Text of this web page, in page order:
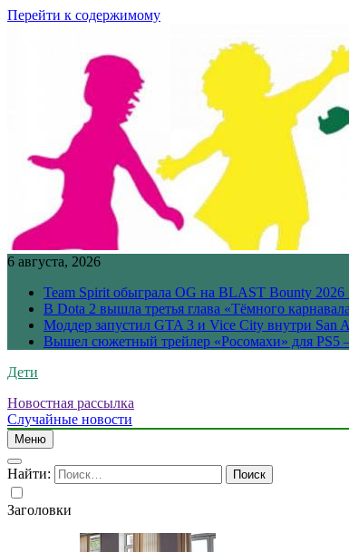
Перейти к содержимому
6 августа, 2026
Team Spirit обыграла OG на BLAST Bounty 2026
В Dota 2 вышла третья глава «Тёмного
Моддер запустил GTA 3 и Vice City внутри San
Вышел сюжетный трейлер «Росомахи» для PS5
Дети
Новостная рассылка
Случайные новости
Меню
Найти:
Заголовки